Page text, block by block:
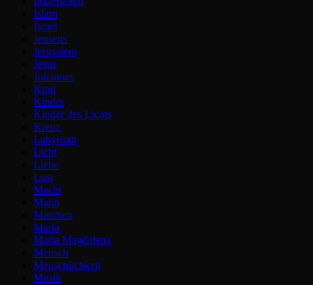
Islam
Israel
Jenseits
Jerusalem
Jesus
Johannes
Kind
Kinder
Kinder des Lichts
Kreuz
Labyrinth
Licht
Liebe
Lust
Macht
Mann
Märchen
Maria
Maria Magdalena
Mensch
Menschlichkeit
Musik